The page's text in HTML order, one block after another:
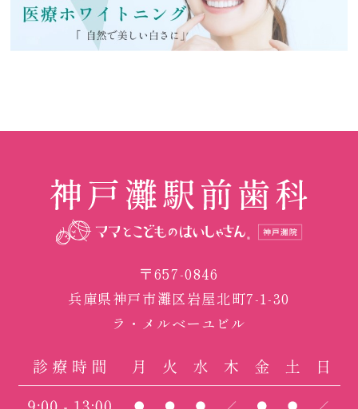
〒657-0846
兵庫県神戸市灘区岩屋北町7-1-30
ラ・メルベーユビル